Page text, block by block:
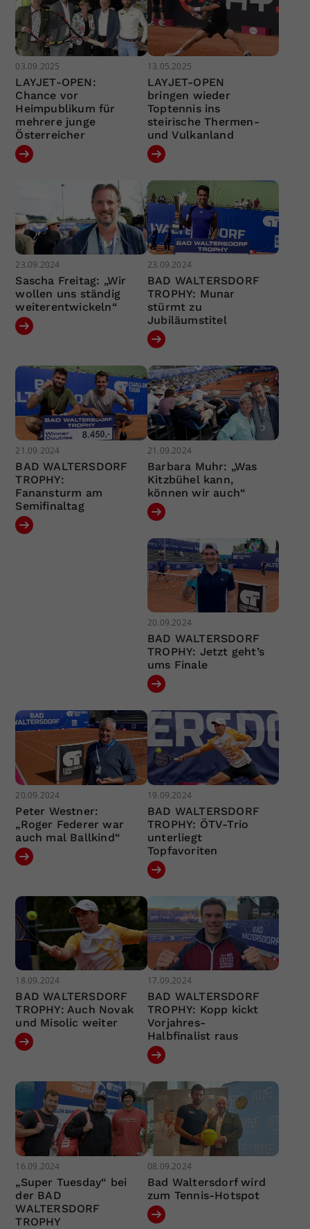
03.09.2025
LAYJET-OPEN:
Chance vor
Heimpublikum für
mehrere junge
Österreicher
13.05.2025
LAYJET-OPEN
bringen wieder
Toptennis ins
steirische Thermen-
und Vulkanland
23.09.2024
Sascha Freitag: „Wir
wollen uns ständig
weiterentwickeln“
23.09.2024
BAD WALTERSDORF
TROPHY: Munar
stürmt zu
Jubiläumstitel
21.09.2024
BAD WALTERSDORF
TROPHY:
Fanansturm am
Semifinaltag
21.09.2024
Barbara Muhr: „Was
Kitzbühel kann,
können wir auch“
20.09.2024
BAD WALTERSDORF
TROPHY: Jetzt geht’s
ums Finale
20.09.2024
Peter Westner:
„Roger Federer war
auch mal Ballkind“
19.09.2024
BAD WALTERSDORF
TROPHY: ÖTV-Trio
unterliegt
Topfavoriten
18.09.2024
BAD WALTERSDORF
TROPHY: Auch Novak
und Misolic weiter
17.09.2024
BAD WALTERSDORF
TROPHY: Kopp kickt
Vorjahres-
Halbfinalist raus
16.09.2024
„Super Tuesday“ bei
der BAD
WALTERSDORF
TROPHY
08.09.2024
Bad Waltersdorf wird
zum Tennis-Hotspot